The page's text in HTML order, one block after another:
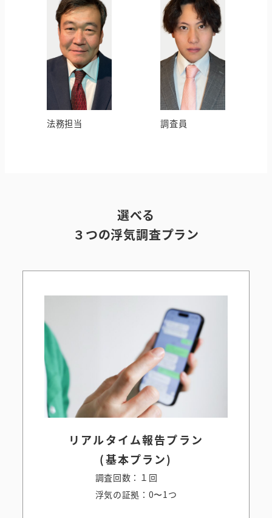
法務担当 調査員
選べる
３つの浮気調査プラン
リアルタイム報告プラン
(基本プラン)
調査回数：１回
浮気の証拠：0〜1つ